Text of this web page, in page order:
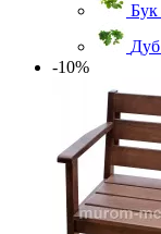
Бук
Дуб
-10%